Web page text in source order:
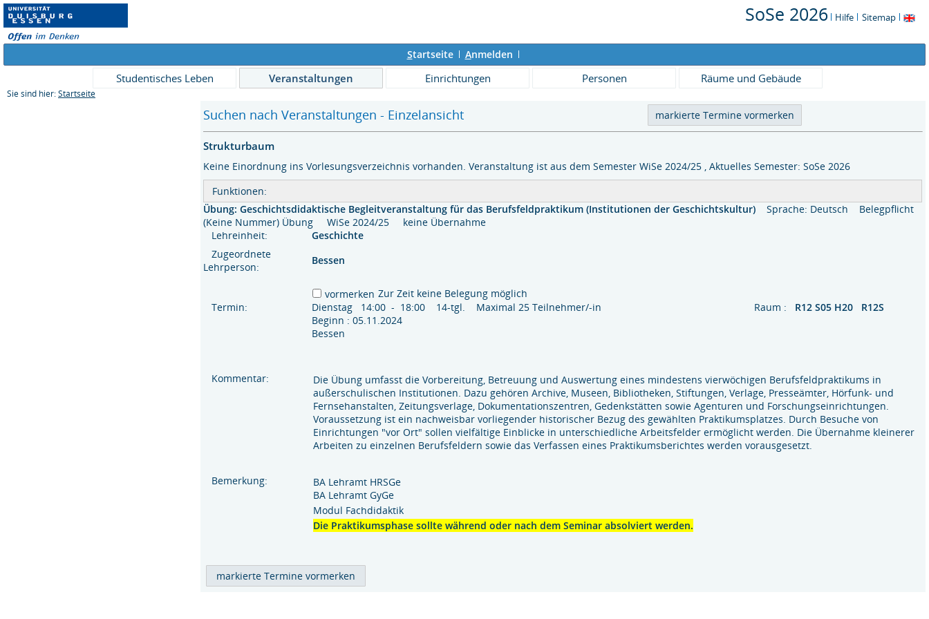
SoSe 2026 Hilfe Sitemap
Startseite Anmelden
Studentisches Leben Veranstaltungen Einrichtungen Personen Räume und Gebäude
Sie sind hier: Startseite
Suchen nach Veranstaltungen - Einzelansicht
Strukturbaum
Keine Einordnung ins Vorlesungsverzeichnis vorhanden. Veranstaltung ist aus dem Semester WiSe 2024/25 , Aktuelles Semester: SoSe 2026
Funktionen:
Übung: Geschichtsdidaktische Begleitveranstaltung für das Berufsfeldpraktikum (Institutionen der Geschichtskultur)
Sprache: Deutsch
Belegpflicht
(Keine Nummer) Übung WiSe 2024/25 keine Übernahme
Lehreinheit:
Geschichte
Zugeordnete
Lehrperson:
Bessen
vormerken Zur Zeit keine Belegung möglich
Termin:
Dienstag 14:00 - 18:00 14-tgl. Maximal 25 Teilnehmer/-in
Beginn : 05.11.2024
Raum : R12 S05 H20 R12S
Bessen
Kommentar:
Die Übung umfasst die Vorbereitung, Betreuung und Auswertung eines mindestens vierwöchigen Berufsfeldpraktikums in
außerschulischen Institutionen. Dazu gehören Archive, Museen, Bibliotheken, Stiftungen, Verlage, Presseämter, Hörfunk- und
Fernsehanstalten, Zeitungsverlage, Dokumentationszentren, Gedenkstätten sowie Agenturen und Forschungseinrichtungen.
Voraussetzung ist ein nachweisbar vorliegender historischer Bezug des gewählten Praktikumsplatzes. Durch Besuche von
Einrichtungen "vor Ort" sollen vielfältige Einblicke in unterschiedliche Arbeitsfelder ermöglicht werden. Die Übernahme kleinerer
Arbeiten zu einzelnen Berufsfeldern sowie das Verfassen eines Praktikumsberichtes werden vorausgesetzt.
Bemerkung:
BA Lehramt HRSGe
BA Lehramt GyGe
Modul Fachdidaktik
Die Praktikumsphase sollte während oder nach dem Seminar absolviert werden.